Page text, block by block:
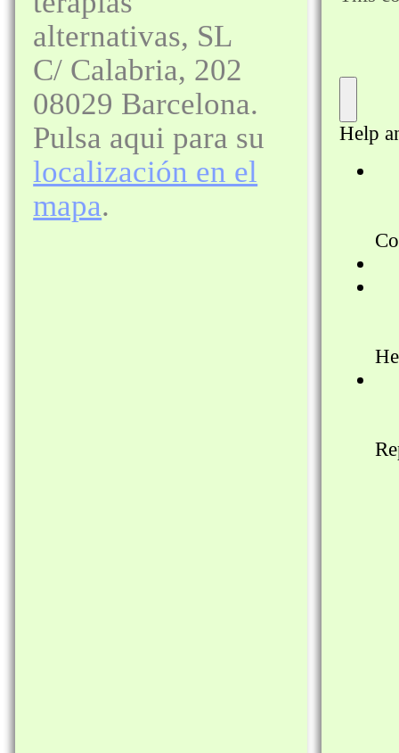
alternativas, SL
C/ Calabria, 202
08029 Barcelona.
Pulsa aqui para su
localización en el
mapa.